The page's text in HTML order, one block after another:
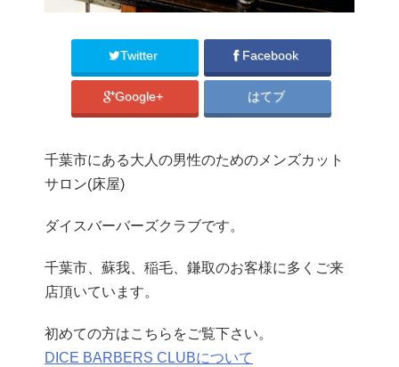
Twitter Facebook
Google+ はてブ
千葉市にある大人の男性のためのメンズカット
サロン(床屋)
ダイスバーバーズクラブです。
千葉市、蘇我、稲毛、鎌取のお客様に多くご来
店頂いています。
初めての方はこちらをご覧下さい。
DICE BARBERS CLUBについて